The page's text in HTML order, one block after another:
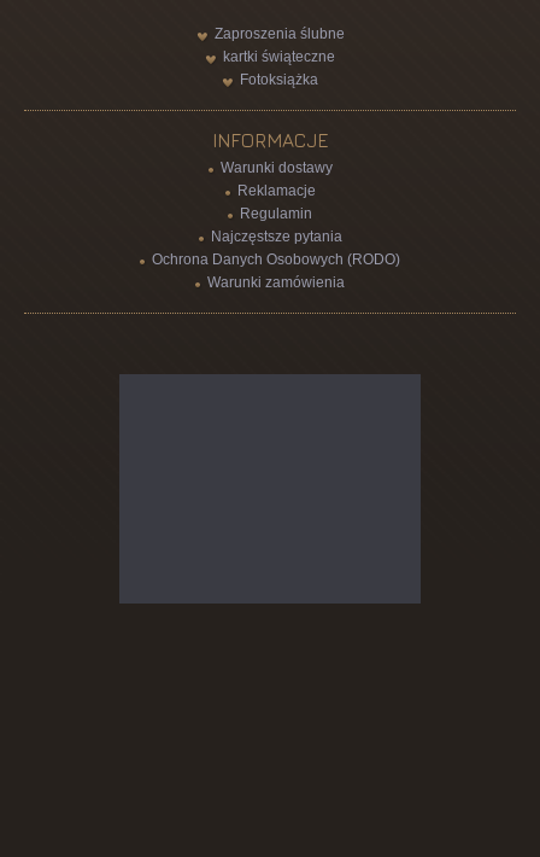
Zaproszenia ślubne
kartki świąteczne
Fotoksiążka
INFORMACJE
Warunki dostawy
Reklamacje
Regulamin
Najczęstsze pytania
Ochrona Danych Osobowych (RODO)
Warunki zamówienia